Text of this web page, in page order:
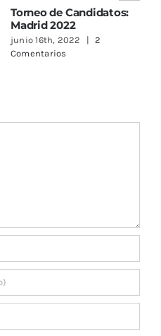
Torneo de Candidatos:
Madrid 2022
junio 16th, 2022 |
2
Comentarios